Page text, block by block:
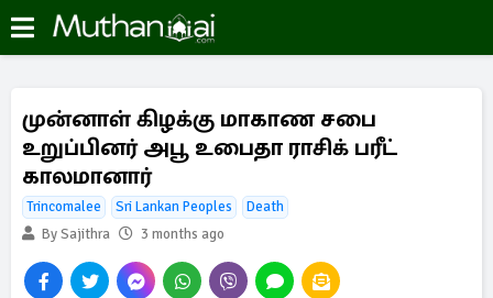
முன்னாள் கிழக்கு மாகாண சபை
உறுப்பினர் அபூ உபைதா ராசிக் பரீட்
காலமானார்
Trincomalee Sri Lankan Peoples
Death
By Sajithra
3 months ago